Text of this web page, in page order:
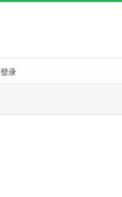
登录